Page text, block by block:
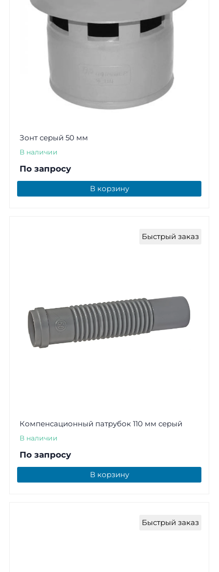
Зонт серый 50 мм
В наличии
По запросу
В корзину
Быстрый заказ
Компенсационный патрубок 110 мм серый
В наличии
По запросу
В корзину
Быстрый заказ